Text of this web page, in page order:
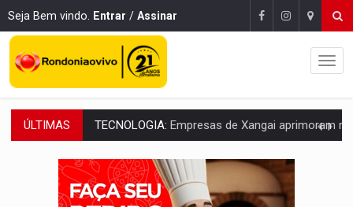
Seja Bem vindo. Entrar / Assinar
ÚLTIMAS PROTEGE A TERRA:China descobre como explodir asteroide com bomba
VÍDEO:Motociclista morre após bater na traseira de
PARECE UM NUGGET:Essa receita com frango virou o meu